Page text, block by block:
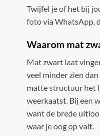
Twijfel je of het bij
foto via WhatsApp,
Waarom mat
Mat zwart laat
veel minder zien
matte structuur het
weerkaatst. Bij een
want de brede
waar je oog op valt.